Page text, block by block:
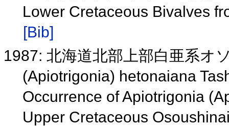
Lower Cretaceous Bivalves
[Bib]
1987: 北海道北部上部白亜系オ
(Apiotrigonia) hetonaiana
Occurrence of Apiotrigonia
Upper Cretaceous